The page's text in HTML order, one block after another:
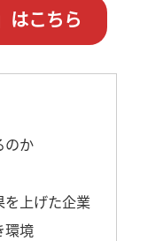
はこちら
のか
上げた企業
環境